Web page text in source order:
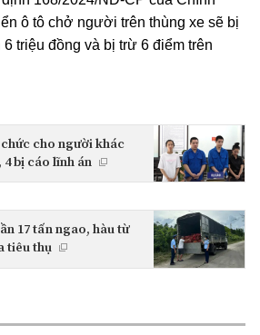
ô tô chở người trên thùng xe sẽ bị
triệu đồng và bị trừ 6 điểm trên
cho người khác
bị cáo lĩnh án
17 tấn ngao, hàu từ
tiêu thụ